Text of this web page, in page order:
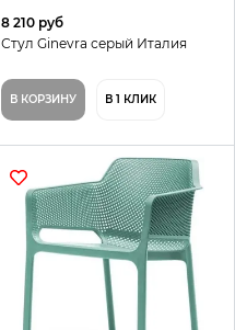
8 210 руб
Стул Ginevra серый Италия
В КОРЗИНУ В 1 КЛИК